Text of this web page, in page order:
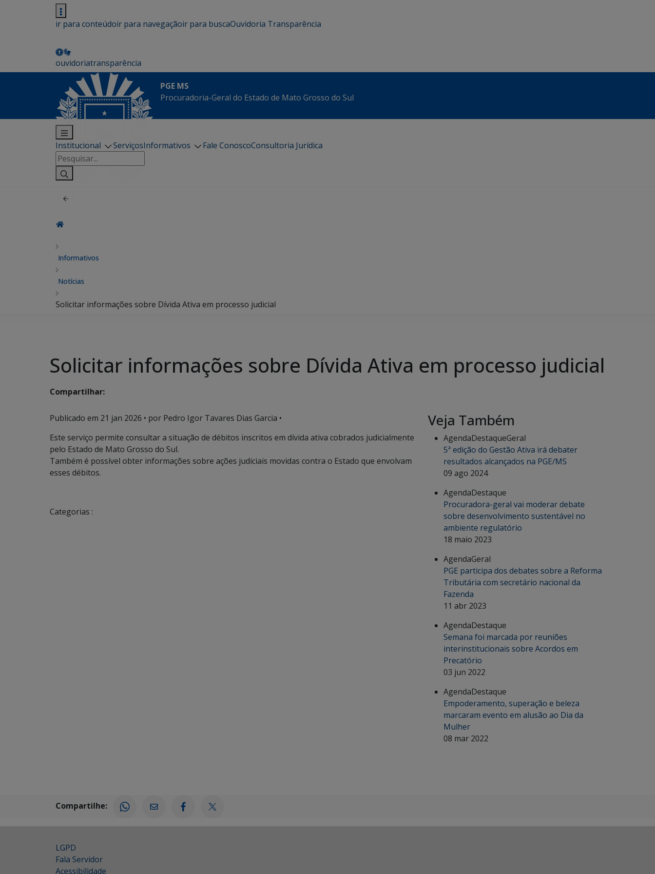
ir para conteúdoir para navegaçãoir para buscaOuvidoria Transparência
ouvidoriatransparência
PGE MS
Procuradoria-Geral do Estado de Mato Grosso do Sul
Institucional ServiçosInformativos Fale ConoscoConsultoria Jurídica
Pesquisar
por:
Informativos
Notícias
Solicitar informações sobre Dívida Ativa em processo judicial
Solicitar informações sobre Dívida Ativa em processo judicial
Compartilhar:
Publicado em 21 jan 2026 • por Pedro Igor Tavares Dias Garcia •
Este serviço permite consultar a situação de débitos inscritos em dívida ativa cobrados judicialmente
pelo Estado de Mato Grosso do Sul.
Também é possível obter informações sobre ações judiciais movidas contra o Estado que envolvam
esses débitos.
Categorias :
Veja Também
AgendaDestaqueGeral
5ª edição do Gestão Ativa irá debater
resultados alcançados na PGE/MS
09 ago 2024
AgendaDestaque
Procuradora-geral vai moderar debate
sobre desenvolvimento sustentável no
ambiente regulatório
18 maio 2023
AgendaGeral
PGE participa dos debates sobre a Reforma
Tributária com secretário nacional da
Fazenda
11 abr 2023
AgendaDestaque
Semana foi marcada por reuniões
interinstitucionais sobre Acordos em
Precatório
03 jun 2022
AgendaDestaque
Empoderamento, superação e beleza
marcaram evento em alusão ao Dia da
Mulher
08 mar 2022
Compartilhe:
LGPD
Fala Servidor
Acessibilidade